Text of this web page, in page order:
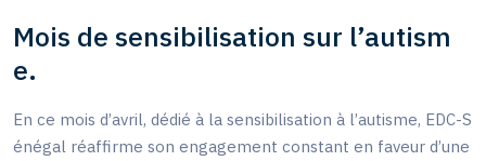
Mois de sensibilisation sur l’autism
e.
En ce mois d’avril, dédié à la sensibilisation à l’autisme, EDC-S
énégal réaffirme son engagement constant en faveur d’une